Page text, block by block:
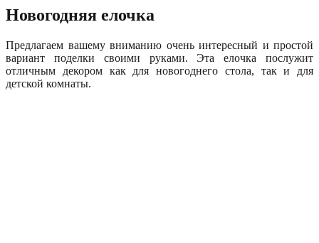
Новогодняя елочка
Предлагаем вашему вниманию очень интересный и простой
вариант поделки своими руками. Эта елочка послужит
отличным декором как для новогоднего стола, так и для
детской комнаты.